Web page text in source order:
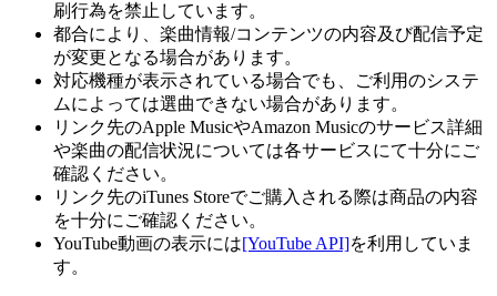
刷行為を禁止しています。
都合により、楽曲情報/コンテンツの内容及び配信予定
が変更となる場合があります。
対応機種が表示されている場合でも、ご利用のシステ
ムによっては選曲できない場合があります。
リンク先のApple MusicやAmazon Musicのサービス詳細
や楽曲の配信状況については各サービスにて十分にご
確認ください。
リンク先のiTunes Storeでご購入される際は商品の内容
を十分にご確認ください。
YouTube動画の表示には[YouTube API]を利用していま
す。